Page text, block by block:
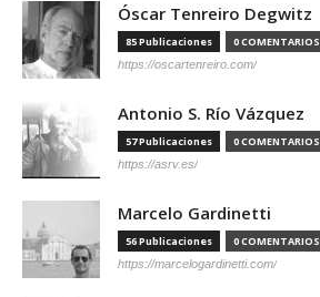
Óscar Tenreiro Degwitz
85 Publicaciones 0 COMENTARIOS
https://oscartenreiro.com/
Antonio S. Río Vázquez
57 Publicaciones 0 COMENTARIOS
https://asrv.es/
Marcelo Gardinetti
56 Publicaciones 0 COMENTARIOS
https://marcelogardinetti.com/